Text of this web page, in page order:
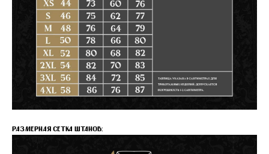
РАЗМЕРНАЯ СЕТКА ШТАНОВ: